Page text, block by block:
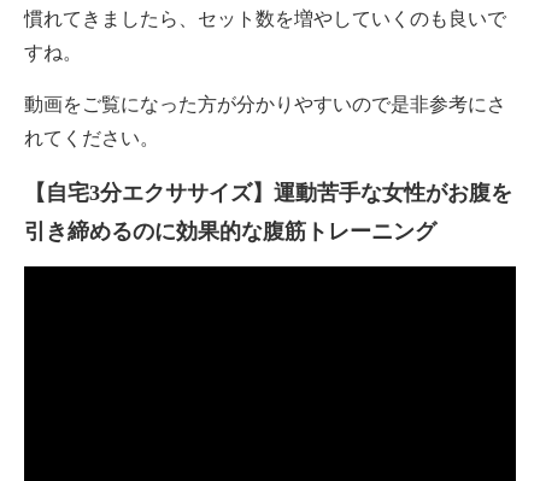
慣れてきましたら、セット数を増やしていくのも良いで
すね。
動画をご覧になった方が分かりやすいので是非参考にさ
れてください。
【自宅3分エクササイズ】運動苦手な女性がお腹を
引き締めるのに効果的な腹筋トレーニング